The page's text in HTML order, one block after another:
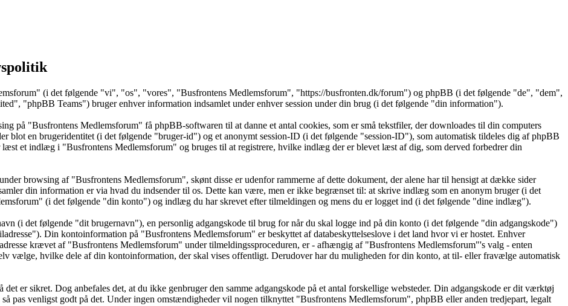
(i det følgende "vi", "os", "vores", "Busfrontens Medlemsforum", "https://busfronten.dk/forum") og phpBB (i det følgende "de", "dem",
"phpBB Teams") bruger enhver information indsamlet under enhver session under din brug (i det følgende "din information").
på "Busfrontens Medlemsforum" få phpBB-softwaren til at danne et antal cookies, som er små tekstfiler, der downloades til din computers
blot en brugeridentitet (i det følgende "bruger-id") og et anonymt session-ID (i det følgende "session-ID"), som automatisk tildeles dig af phpBB
et indlæg i "Busfrontens Medlemsforum" og bruges til at registrere, hvilke indlæg der er blevet læst af dig, som derved forbedrer din
browsing af "Busfrontens Medlemsforum", skønt disse er udenfor rammerne af dette dokument, der alene har til hensigt at dække sider
din information er via hvad du indsender til os. Dette kan være, men er ikke begrænset til: at skrive indlæg som en anonym bruger (i det
(i det følgende "din konto") og indlæg du har skrevet efter tilmeldingen og mens du er logget ind (i det følgende "dine indlæg").
(i det følgende "dit brugernavn"), en personlig adgangskode til brug for når du skal logge ind på din konto (i det følgende "din adgangskode")
Din kontoinformation på "Busfrontens Medlemsforum" er beskyttet af databeskyttelseslove i det land hvor vi er hostet. Enhver
krævet af "Busfrontens Medlemsforum" under tilmeldingssproceduren, er - afhængig af "Busfrontens Medlemsforum"'s valg - enten
vælge, hvilke dele af din kontoinformation, der skal vises offentligt. Derudover har du muligheden for din konto, at til- eller fravælge automatisk
er sikret. Dog anbefales det, at du ikke genbruger den samme adgangskode på et antal forskellige websteder. Din adgangskode er dit værktøj
pas venligst godt på det. Under ingen omstændigheder vil nogen tilknyttet "Busfrontens Medlemsforum", phpBB eller anden tredjepart, legalt